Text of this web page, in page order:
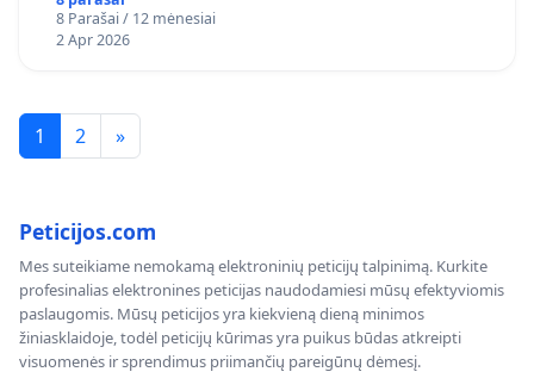
8 Parašai / 12 mėnesiai
2 Apr 2026
1 2 »
Peticijos.com
Mes suteikiame nemokamą elektroninių peticijų talpinimą. Kurkite
profesinalias elektronines peticijas naudodamiesi mūsų efektyviomis
paslaugomis. Mūsų peticijos yra kiekvieną dieną minimos
žiniasklaidoje, todėl peticijų kūrimas yra puikus būdas atkreipti
visuomenės ir sprendimus priimančių pareigūnų dėmesį.